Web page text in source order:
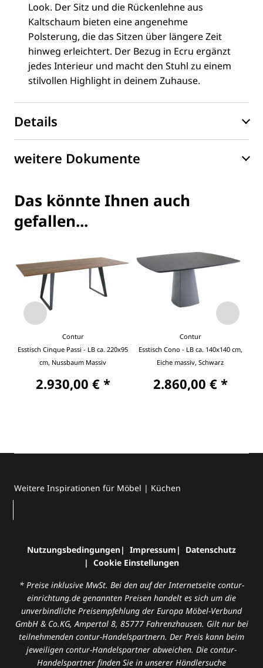
Look. Der Sitz und die Rückenlehne aus
Kaltschaum bieten eine angenehme
Polsterung, die das Sitzen über längere Zeit
hinweg erleichtert. Der Bezug in Ecru ergänzt
jedes Interieur und macht den Stuhl zu einem
stilvollen Highlight in deinem Zuhause.
Details
weitere Dokumente
Das könnte Ihnen auch
gefallen...
Contur
Esstisch Cinque Passi - LB ca. 220x95
cm, Nussbaum Massiv
2.930,00 € *
Contur
Esstisch Cono - LB ca. 140x140 cm,
Eiche massiv, Schwarz
2.860,00 € *
Weitere Inspirationen für Möbel | Küchen
Nutzungsbedingungen Impressum
Datenschutz
Cookie Einstellungen
* Preise inklusive MwSt. Bei den auf der Internetseite contur-
einrichtung.de genannten Preisen handelt es sich um die
unverbindliche Preisempfehlung der Europa Möbel-Verbund
GmbH & Co.KG, Ampertal 8, 85777 Fahrenzhausen. Gilt nur bei
teilnehmenden contur-Handelspartnern. Der Preis kann beim
jeweiligen contur-Handelspartner abweichen. Die contur-
Handelspartner finden Sie in unserer Händlersuche